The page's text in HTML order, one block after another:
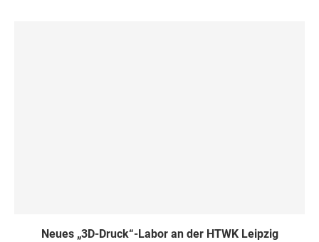
Neues „3D-Druck“-Labor an der HTWK Leipzig